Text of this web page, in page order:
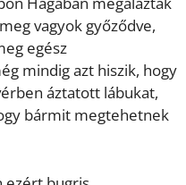
vagyok győződve,
egész
mindig azt hiszik, hogy
áztatott lábukat,
bármit megtehetnek